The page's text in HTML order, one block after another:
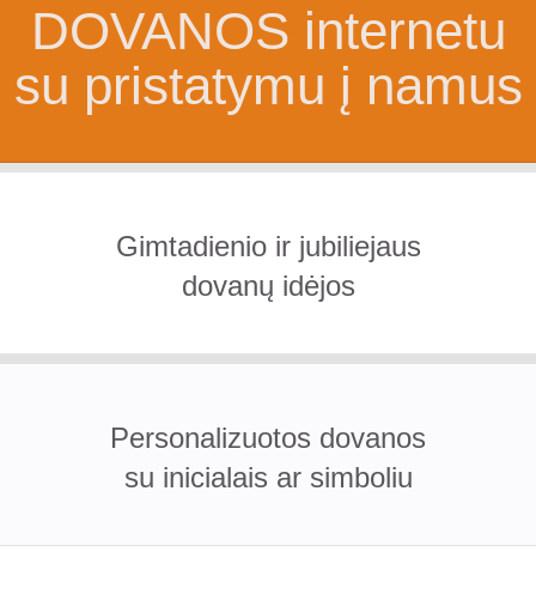
DOVANOS internetu
su pristatymu į namus
Gimtadienio ir jubiliejaus
dovanų idėjos
Personalizuotos dovanos
su inicialais ar simboliu